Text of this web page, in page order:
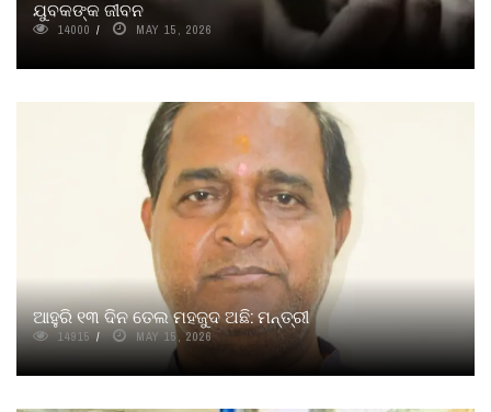
ଯୁବକଙ୍କ ଜୀବନ
14000 MAY 15, 2026
ଆହୁରି ୧୩ ଦିନ ତେଲ ମହଜୁଦ ଅଛି: ମନ୍ତ୍ରୀ
14915 MAY 15, 2026